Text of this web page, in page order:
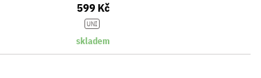
599 Kč
UNI
skladem